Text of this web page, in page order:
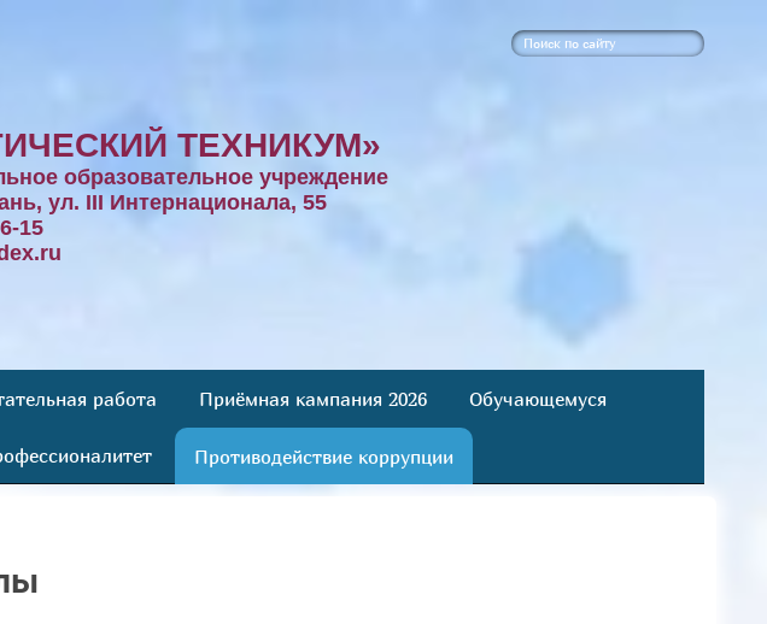
ТЕХНИКУМ»
образовательное учреждение
ул. III Интернационала, 55
15
работа Приёмная кампания 2026 Обучающемуся
Противодействие коррупции